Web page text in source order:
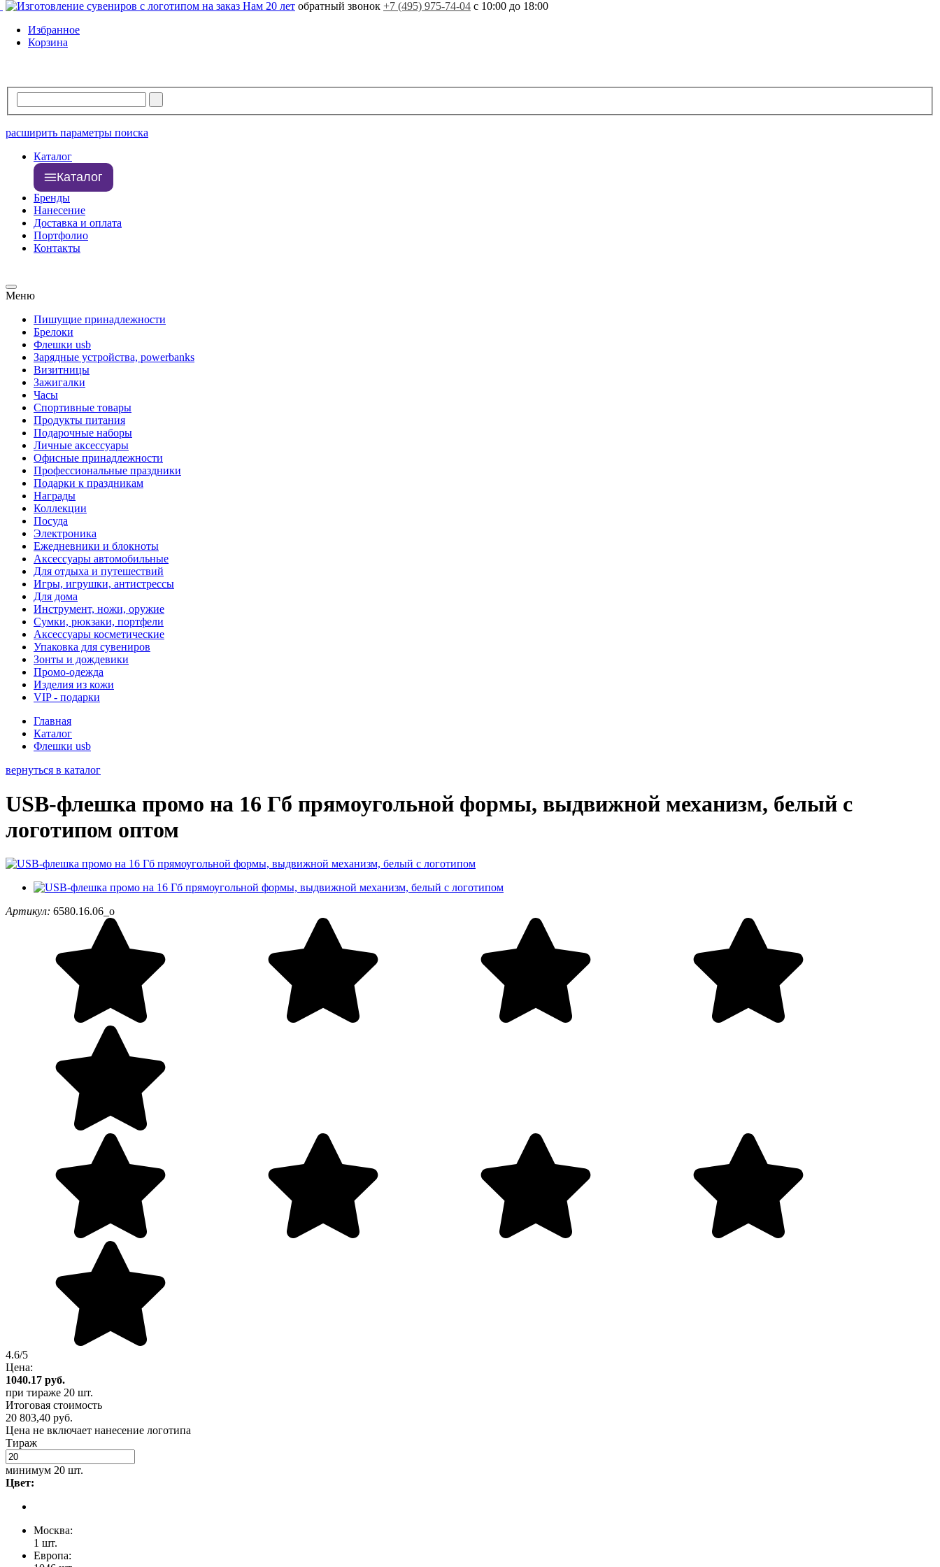
Нам 20 лет обратный звонок +7 (495) 975-74-04 с 10:00 до 18:00
Избранное
Корзина
расширить параметры поиска
Каталог
Каталог
Бренды
Нанесение
Доставка и оплата
Портфолио
Контакты
Меню
Пишущие принадлежности
Брелоки
Флешки usb
Зарядные устройства, powerbanks
Визитницы
Зажигалки
Часы
Спортивные товары
Продукты питания
Подарочные наборы
Личные аксессуары
Офисные принадлежности
Профессиональные праздники
Подарки к праздникам
Награды
Коллекции
Посуда
Электроника
Ежедневники и блокноты
Аксессуары автомобильные
Для отдыха и путешествий
Игры, игрушки, антистрессы
Для дома
Инструмент, ножи, оружие
Сумки, рюкзаки, портфели
Аксессуары косметические
Упаковка для сувениров
Зонты и дождевики
Промо-одежда
Изделия из кожи
VIP - подарки
Главная
Каталог
Флешки usb
вернуться в каталог
USB-флешка промо на 16 Гб прямоугольной формы, выдвижной механизм, белый с
логотипом оптом
Артикул: 6580.16.06_o
4.6/5
Цена:
1040.17 руб.
при тираже 20 шт.
Итоговая стоимость
20 803,40 руб.
Цена не включает нанесение логотипа
Тираж
минимум 20 шт.
Цвет:
Москва:
1 шт.
Европа: